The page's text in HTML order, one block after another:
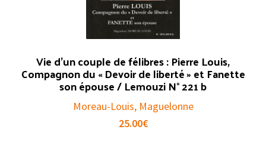
Vie d’un couple de félibres : Pierre Louis,
Compagnon du « Devoir de liberté » et Fanette
son épouse / Lemouzi N° 221 b
Moreau-Louis, Maguelonne
25.00€